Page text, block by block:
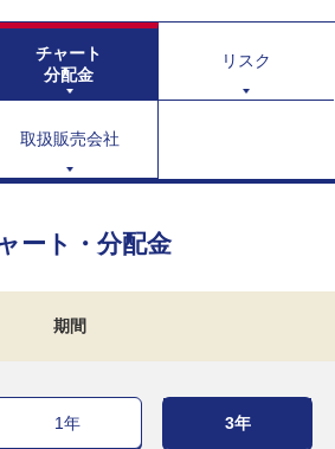
チャート
分配金
リスク
取扱販売会社
ート・分配金
期間
1年 3年